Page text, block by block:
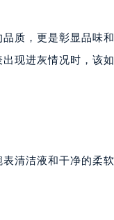
质，更是彰显品味
现进灰情况时，该
清洁液和干净的柔